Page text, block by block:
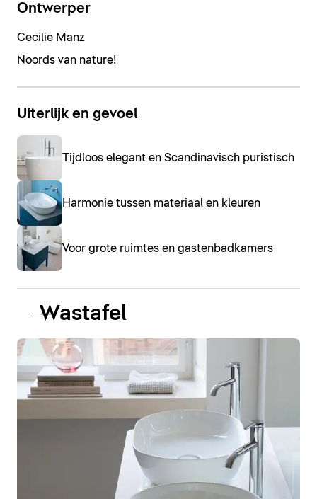
Ontwerper
Cecilie Manz
Noords van nature!
Uiterlijk en gevoel
Tijdloos elegant en Scandinavisch puristisch
Harmonie tussen materiaal en kleuren
Voor grote ruimtes en gastenbadkamers
Wastafel